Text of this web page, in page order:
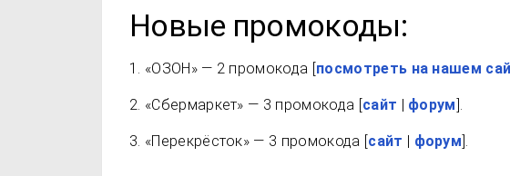
Новые промокоды:
1. «ОЗОН» — 2 промокода [посмотреть на нашем
2. «Сбермаркет» — 3 промокода [сайт | форум].
3. «Перекрёсток» — 3 промокода [сайт | форум].